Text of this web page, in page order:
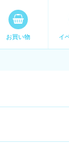
表現
お買い物 イ